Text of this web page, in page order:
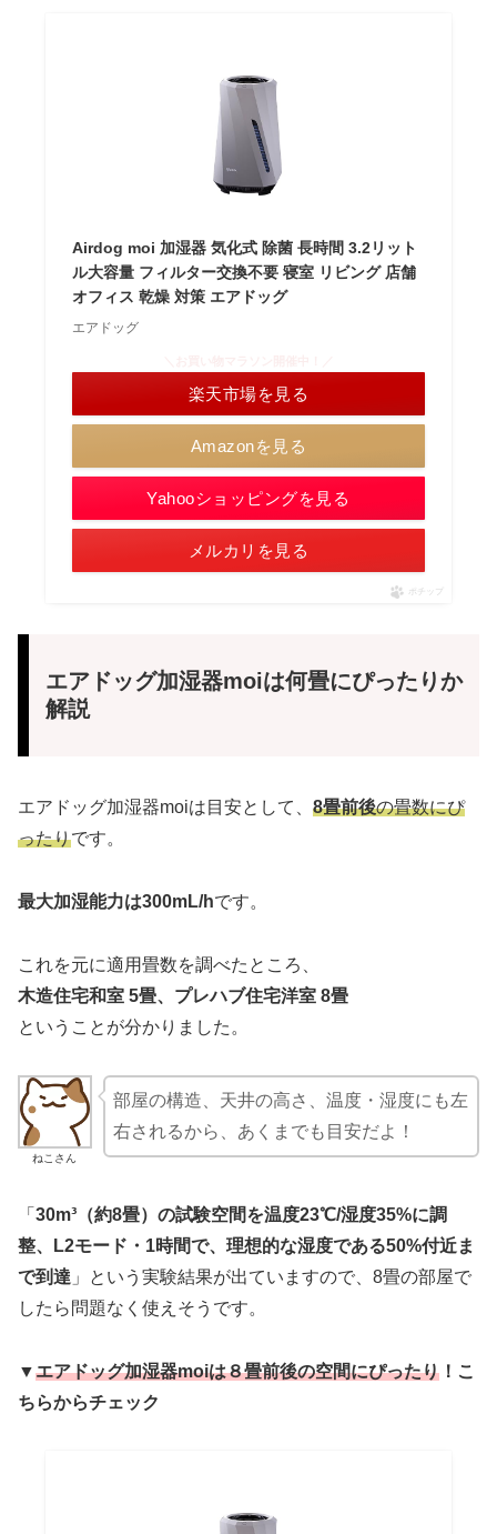
Airdog moi 加湿器 気化式 除菌 長時間 3.2リット
ル大容量 フィルター交換不要 寝室 リビング 店舗
オフィス 乾燥 対策 エアドッグ
エアドッグ
Amazonを見る
楽天市場を見る
Yahooショッピングを見る
メルカリを見る
ポチップ
エアドッグ加湿器moiは何畳にぴったりか
解説
エアドッグ加湿器moiは目安として、 8畳前後の畳数にぴ
ったりです。
最大加湿能力は300mL/hです。
これを元に適用畳数を調べたところ、
木造住宅和室 5畳、プレハブ住宅洋室 8畳
ということが分かりました。
ねこさん
部屋の構造、天井の高さ、温度・湿度にも左
右されるから、あくまでも目安だよ！
「 30m³（約8畳）の試験空間を温度23℃/湿度35%に調
整、L2モード・1時間で、理想的な湿度である50%付近ま
で到達 」という実験結果が出ていますので、8畳の部屋で
したら問題なく使えそうです。
▼エアドッグ加湿器moiは８畳前後の空間にぴったり ！こ
ちらからチェック